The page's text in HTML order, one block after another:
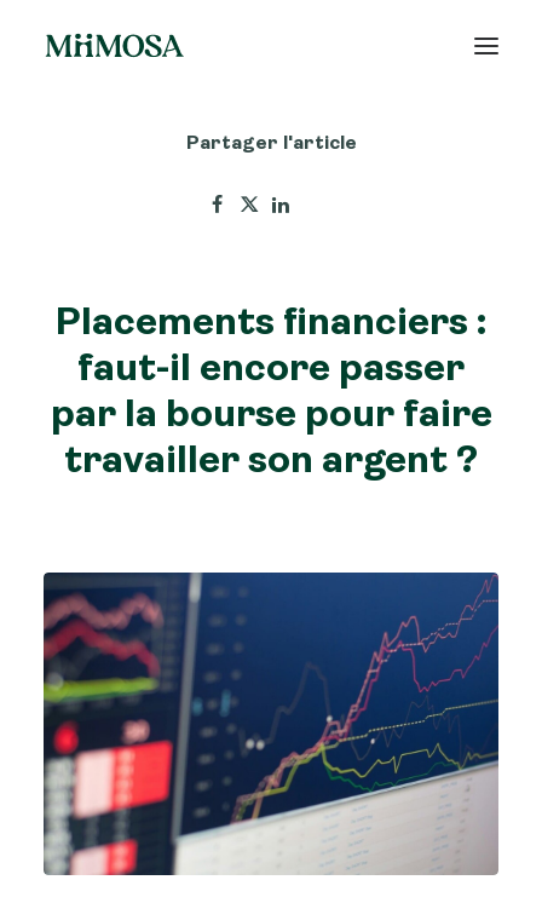
Découvrir MiiMOSA
Recherche
Partager l'article
Placements financiers :
faut-il encore passer
par la bourse pour faire
travailler son argent ?